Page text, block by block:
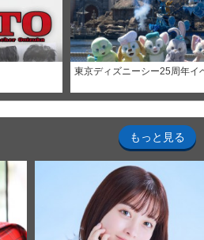
東京ディズニーシー25周年イ
もっと見る